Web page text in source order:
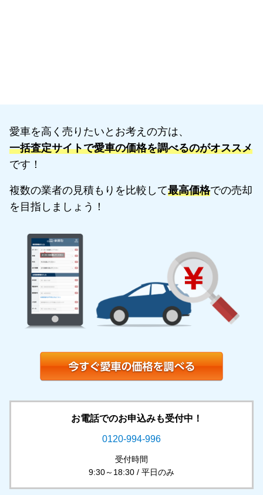
愛車を高く売りたいとお考えの方は、
一括査定サイトで愛車の価格を調べるのがオススメ
です！
複数の業者の見積もりを比較して最高価格での売却
を目指しましょう！
お電話でのお申込みも受付中！
0120-994-996
受付時間
9:30～18:30 / 平日のみ